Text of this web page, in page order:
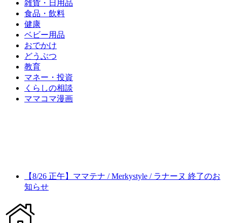
雑貨・日用品
食品・飲料
健康
ベビー用品
おでかけ
どうぶつ
教育
マネー・投資
くらしの相談
ママコマ漫画
【8/26 正午】ママテナ / Merkystyle / ラナーヌ 終了のお
知らせ